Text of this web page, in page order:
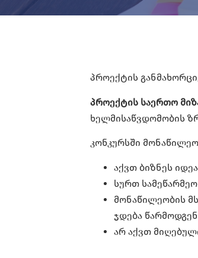
პროექტის
პროექტის საერთო
ხელმისაწვდომობის
კონკურსში
აქვთ ბიზნეს
სურთ
მონაწილეობის
ჯდება
არ აქვთ